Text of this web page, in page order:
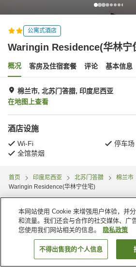
公寓式酒店
Waringin Residence(华林宁
概况 客房及住宿套餐 评论 基本信息
棉兰市, 北苏门答腊, 印度尼西亚
在地图上查看
酒店设施
Wi-Fi
停车场
全馆禁烟
首页 印度尼西亚 北苏门答腊
棉兰市
Waringin Residence(华林宁住宅)
搜索客房
本网站使用 Cookie 来增强用户体验，并
和流量。我们还会与合作的社交媒体、广
您使用我们网站相关的信息。
隐私政策
不得出售我的个人信息